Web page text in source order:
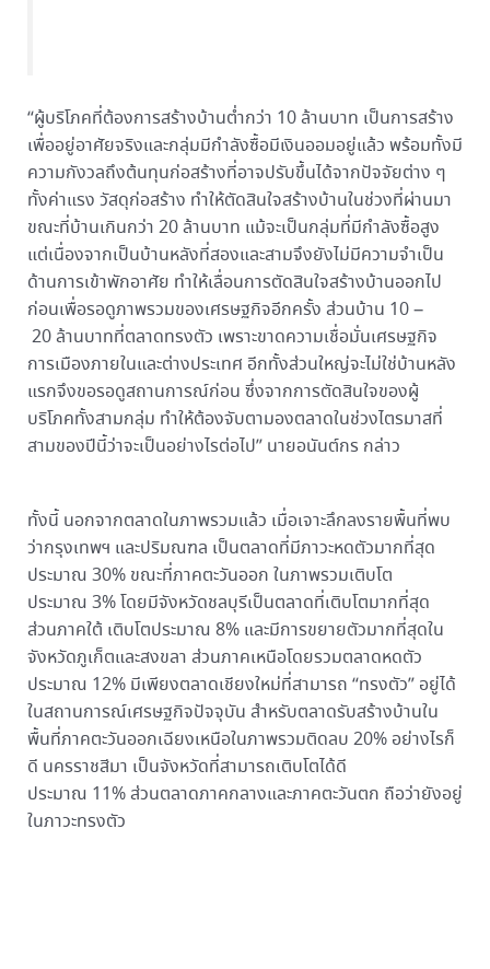
“ผู้บริโภคที่ต้องการสร้างบ้านต่ำกว่า 10 ล้านบาท เป็นการสร้าง
เพื่ออยู่อาศัยจริงและกลุ่มมีกำลังซื้อมีเงินออมอยู่แล้ว พร้อมทั้งมี
ความกังวลถึงต้นทุนก่อสร้างที่อาจปรับขึ้นได้จากปัจจัยต่าง ๆ
ทั้งค่าแรง วัสดุก่อสร้าง ทำให้ตัดสินใจสร้างบ้านในช่วงที่ผ่านมา
ขณะที่บ้านเกินกว่า 20 ล้านบาท แม้จะเป็นกลุ่มที่มีกำลังซื้อสูง
แต่เนื่องจากเป็นบ้านหลังที่สองและสามจึงยังไม่มีความจำเป็น
ด้านการเข้าพักอาศัย ทำให้เลื่อนการตัดสินใจสร้างบ้านออกไป
ก่อนเพื่อรอดูภาพรวมของเศรษฐกิจอีกครั้ง ส่วนบ้าน 10 –
20 ล้านบาทที่ตลาดทรงตัว เพราะขาดความเชื่อมั่นเศรษฐกิจ
การเมืองภายในและต่างประเทศ​ อีกทั้งส่วนใหญ่จะไม่ใช่บ้านหลัง
แรกจึงขอรอดูสถานการณ์ก่อน ซึ่งจากการตัดสินใจของผู้
บริโภคทั้งสามกลุ่ม ทำให้ต้องจับตามองตลาดในช่วงไตรมาสที่
สามของปีนี้ว่าจะเป็นอย่างไรต่อไป” นายอนันต์กร กล่าว
ทั้งนี้ นอกจากตลาดในภาพรวมแล้ว เมื่อเจาะลึกลงรายพื้นที่พบ
ว่ากรุงเทพฯ และปริมณฑล เป็นตลาดที่มีภาวะหดตัวมากที่สุด
ประมาณ 30% ขณะที่ภาคตะวันออก ในภาพรวมเติบโต
ประมาณ 3% โดยมีจังหวัดชลบุรีเป็นตลาดที่เติบโตมากที่สุด
ส่วนภาคใต้ เติบโตประมาณ 8% และมีการขยายตัวมากที่สุดใน
จังหวัดภูเก็ตและสงขลา ส่วนภาคเหนือโดยรวมตลาดหดตัว
ประมาณ 12% มีเพียงตลาดเชียงใหม่ที่สามารถ “ทรงตัว” อยู่ได้
ในสถานการณ์เศรษฐกิจปัจจุบัน สำหรับตลาดรับสร้างบ้านใน
พื้นที่ภาคตะวันออกเฉียงเหนือในภาพรวมติดลบ 20% อย่างไรก็
ดี นครราชสีมา เป็นจังหวัดที่สามารถเติบโตได้ดี
ประมาณ 11% ส่วนตลาดภาคกลางและภาคตะวันตก ถือว่ายังอยู่
ในภาวะทรงตัว